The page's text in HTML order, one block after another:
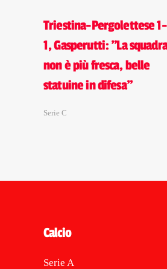
Triestina-Pergolettese 1-
1, Gasperutti: "La squadra
non è più fresca, belle
statuine in difesa"
Serie C
Calcio
Serie A